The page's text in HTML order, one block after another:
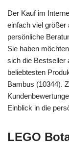
Der Kauf im
einfach viel größer
persönliche
Sie haben
sich die Bestseller
beliebtesten
Bambus (10344).
Einblick in die
LEGO